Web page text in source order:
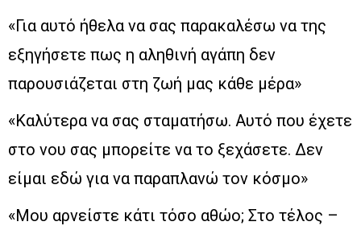
«Για αυτό ήθελα να σας παρακαλέσω να της
εξηγήσετε πως η αληθινή αγάπη δεν
παρουσιάζεται στη ζωή μας κάθε μέρα»
«Καλύτερα να σας σταματήσω. Αυτό που έχετε
στο νου σας μπορείτε να το ξεχάσετε. Δεν
είμαι εδώ για να παραπλανώ τον κόσμο»
«Μου αρνείστε κάτι τόσο αθώο; Στο τέλος –